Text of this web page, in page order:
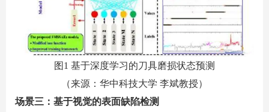
图 1 基于深度学习的刀具磨损状态预测
（来源：华中科技大学 李斌教授）
场景三：基于视觉的表面缺陷检测